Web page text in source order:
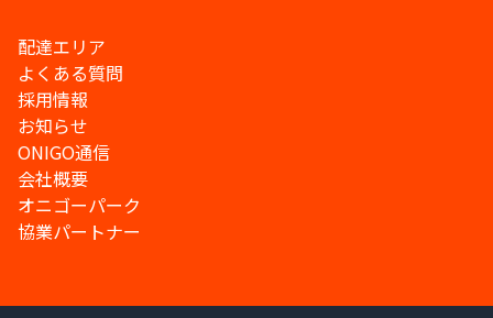
配達エリア
よくある質問
採用情報
お知らせ
ONIGO通信
会社概要
オニゴーパーク
協業パートナー